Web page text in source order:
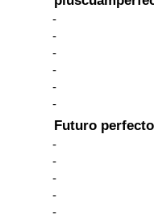
-
-
-
-
-
-
Futuro perfecto
-
-
-
-